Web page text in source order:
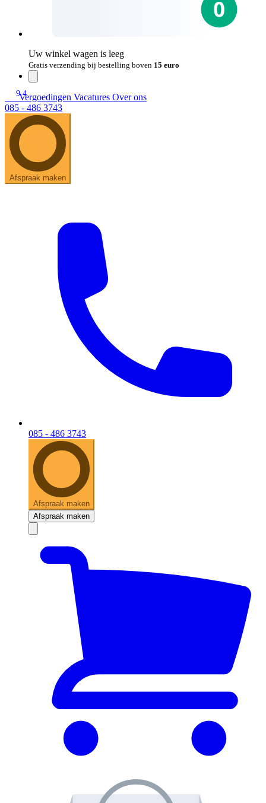
Uw winkel wagen is leeg
Gratis verzending bij bestelling boven 15 euro
9.4
Vergoedingen Vacatures Over ons
085 - 486 3743
Afspraak maken
085 - 486 3743
Afspraak maken
Afspraak maken